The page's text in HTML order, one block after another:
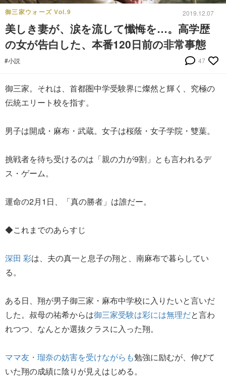
御三家ウォーズ Vol.9 2019.12.07
美しき妻が、涙を流して懺悔を…。高学歴
の女が告白した、本番120日前の非常事態
#小説 47
御三家。それは、首都圏中学受験界に燦然と輝く、究極の
伝統エリート校を指す。
男子は開成・麻布・武蔵。女子は桜蔭・女子学院・雙葉。
挑戦者を待ち受けるのは「親の力が9割」とも言われるデ
ス・ゲーム。
運命の2月1日、「真の勝者」は誰だー。
◆これまでのあらすじ
深田 彩は、夫の真一と息子の翔と、南麻布で暮らしてい
る。
ある日、翔が男子御三家・麻布中学校に入りたいと言いだ
した。叔母の祐希からは御三家受験は彩には無理だと言わ
れつつ、なんとか選抜クラスに入った翔。
ママ友・瑠奈の妨害を受けながらも勉強に励むが、伸びて
いた翔の成績に陰りが見えはじめる。